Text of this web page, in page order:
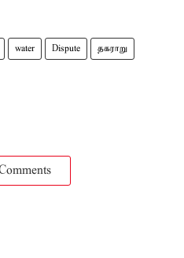
water Dispute தகராறு